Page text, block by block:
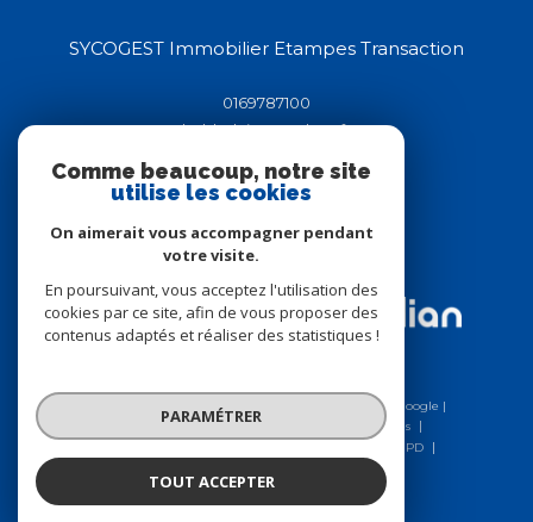
SYCOGEST Immobilier Etampes Transaction
0169787100
helderluis91@yahoo.fr
91150 étampes
Adhérents
© 2026 | Tous droits réservés | Traduction powered by Google |
Nos honoraires
Plan du site
Mentions légales
Politique RGPD
Comme beaucoup, notre site
utilise les cookies
On aimerait vous accompagner pendant
votre visite.
En poursuivant, vous acceptez l'utilisation des
cookies par ce site, afin de vous proposer des
contenus adaptés et réaliser des statistiques !
PARAMÉTRER
TOUT ACCEPTER